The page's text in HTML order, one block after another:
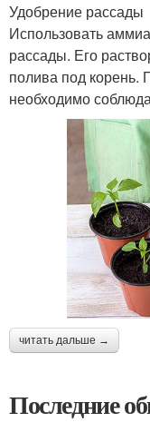
Удобрение рассады
Использовать
рассады. Его
полива под корень.
необходимо
читать дальше →
Последние